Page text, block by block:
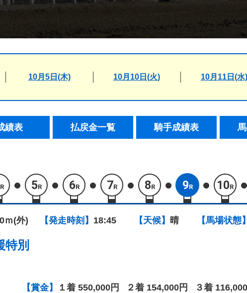
オッズ
道内の発売情報
組編成要領
10月5日(木) 10月10日(火) 10月11日(水)
績表 払戻金一覧 騎手成績表
R 5R 6R 7R 8R 9R 10R
ｍ(外) 【発走時刻】 18:45 【天候】 晴 【馬場状態】
特別
【賞金】 １着 550,000円 ２着 154,000円 ３着